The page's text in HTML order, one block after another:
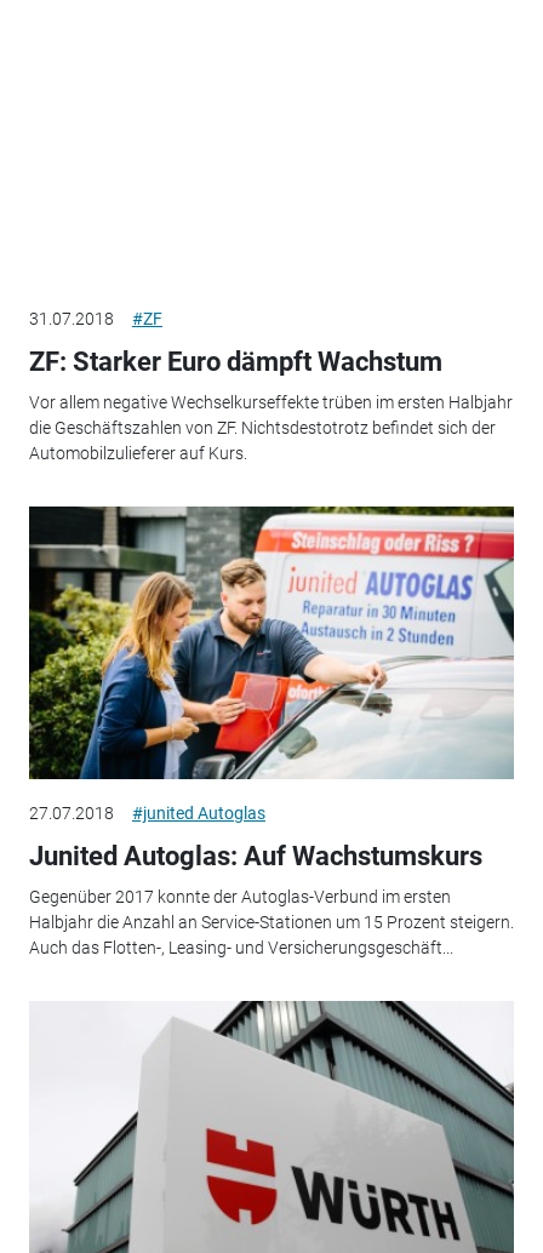
31.07.2018 #ZF
ZF: Starker Euro dämpft Wachstum
Vor allem negative Wechselkurseffekte trüben im ersten Halbjahr
die Geschäftszahlen von ZF. Nichtsdestotrotz befindet sich der
Automobilzulieferer auf Kurs.
27.07.2018 #junited Autoglas
Junited Autoglas: Auf Wachstumskurs
Gegenüber 2017 konnte der Autoglas-Verbund im ersten
Halbjahr die Anzahl an Service-Stationen um 15 Prozent steigern.
Auch das Flotten-, Leasing- und Versicherungsgeschäft...